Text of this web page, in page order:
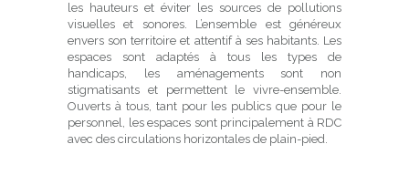
les hauteurs et éviter les sources de pollutions
visuelles et sonores. L’ensemble est généreux
envers son territoire et attentif à ses habitants. Les
espaces sont adaptés à tous les types de
handicaps, les aménagements sont non
stigmatisants et permettent le vivre-ensemble.
Ouverts à tous, tant pour les publics que pour le
personnel, les espaces sont principalement à RDC
avec des circulations horizontales de plain-pied.